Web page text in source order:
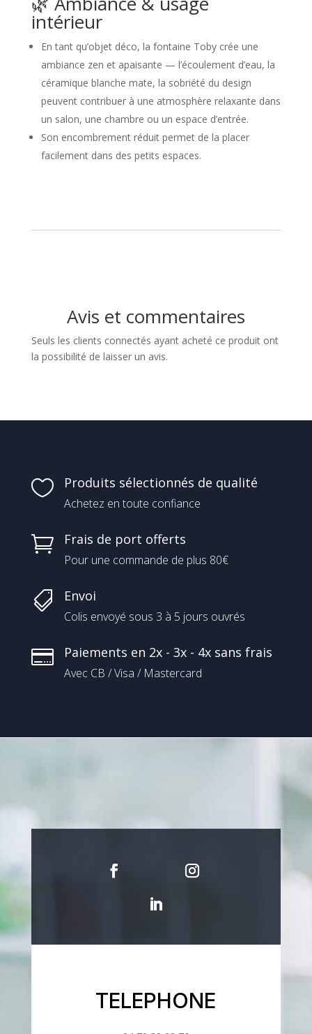
intérieur
En tant qu’objet déco, la fontaine Toby crée une
ambiance zen et apaisante — l’écoulement d’eau, la
céramique blanche mate, la sobriété du design
peuvent contribuer à une atmosphère relaxante dans
un salon, une chambre ou un espace d’entrée.
Son encombrement réduit permet de la placer
facilement dans des petits espaces.
Avis et commentaires
Seuls les clients connectés ayant acheté ce produit ont
la possibilité de laisser un avis.
 Produits sélectionnés de qualité
Achetez en toute confiance
 Frais de port offerts
Pour une commande de plus 80€
 Envoi
Colis envoyé sous 3 à 5 jours ouvrés
 Paiements en 2x - 3x - 4x sans frais
Avec CB / Visa / Mastercard
TELEPHONE